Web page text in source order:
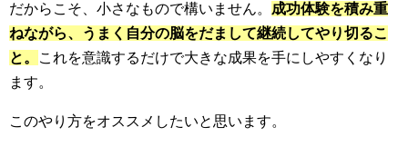
だからこそ、小さなもので構いません。 成功体験を積み重
ねながら、うまく自分の脳をだまして継続してやり切るこ
と。
これを意識するだけで大きな成果を手にしやすくなり
ます。
このやり方をオススメしたいと思います。